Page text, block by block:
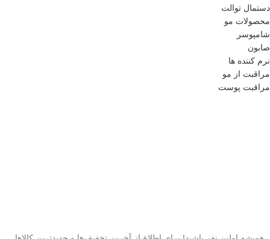
دستمال توالت
محصولات مو
شامپوسر
صابون
نرم کننده ها
مراقبت از مو
مراقبت پوست